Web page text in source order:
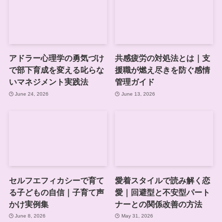
アドラー心理学の勇気づけ
で部下育成を変える叱らな
いマネジメント実践法
June 24, 2026
共感疲労の対処法とは｜支
援職が燃え尽きを防ぐ感情
管理ガイド
June 13, 2026
セルフエフィカシーで育て
る子どもの自信｜子育て声
かけ実例集
June 8, 2026
愛着スタイルで読み解く恋
愛｜回避型と不安型パート
ナーとの関係改善の方法
May 31, 2026